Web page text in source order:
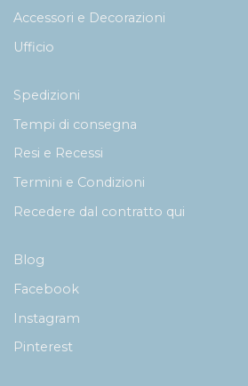
Accessori e Decorazioni
Ufficio
Spedizioni
Tempi di consegna
Resi e Recessi
Termini e Condizioni
Recedere dal contratto qui
Blog
Facebook
Instagram
Pinterest